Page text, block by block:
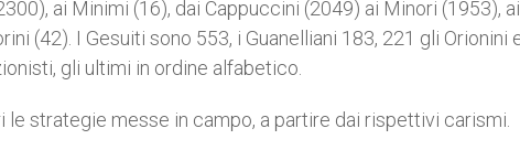
ai Minimi (16), dai Cappuccini (2049) ai Minori (1953),
(42). I Gesuiti sono 553, i Guanelliani 183, 221 gli Orionini
gli ultimi in ordine alfabetico.
strategie messe in campo, a partire dai rispettivi carismi.